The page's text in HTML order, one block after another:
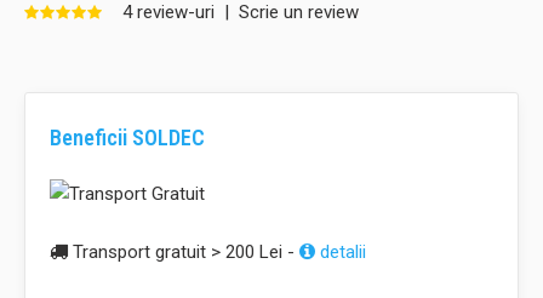
4 review-uri | Scrie un review
Beneficii SOLDEC
Transport gratuit > 200 Lei - detalii